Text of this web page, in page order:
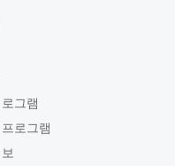
그램
로그램